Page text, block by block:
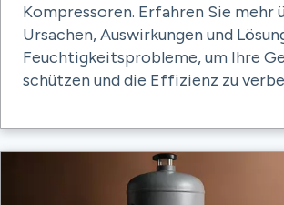
Kompressoren. Erfahren Sie mehr
Ursachen, Auswirkungen und
Feuchtigkeitsprobleme, um Ihre
schützen und die Effizienz zu